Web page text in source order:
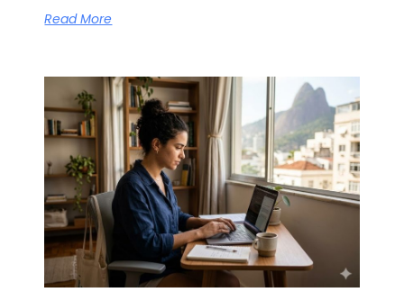
Read More